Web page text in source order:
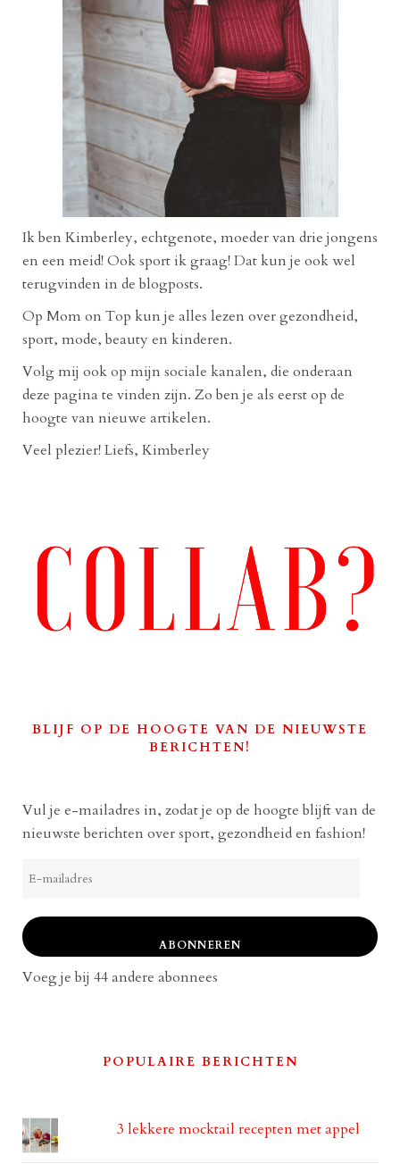
Ik ben Kimberley, echtgenote, moeder van drie jongens
en een meid! Ook sport ik graag! Dat kun je ook wel
terugvinden in de blogposts.
Op Mom on Top kun je alles lezen over gezondheid,
sport, mode, beauty en kinderen.
Volg mij ook op mijn sociale kanalen, die onderaan
deze pagina te vinden zijn. Zo ben je als eerst op de
hoogte van nieuwe artikelen.
Veel plezier! Liefs, Kimberley
BLIJF OP DE HOOGTE VAN DE NIEUWSTE
BERICHTEN!
Vul je e-mailadres in, zodat je op de hoogte blijft van de
nieuwste berichten over sport, gezondheid en fashion!
mailadres
ABONNEREN
Voeg je bij 44 andere abonnees
POPULAIRE BERICHTEN
3 lekkere mocktail recepten met appel